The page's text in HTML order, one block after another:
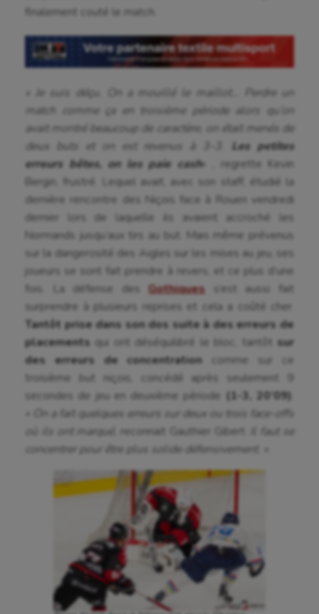
Athlétisme
Auto
Aviron
Balle à la main
Baseball
Billard
Boules lyonnaises
Canoë-kayak
Cheerleading
Course à pied
Crossfit
finalement couté le match.
« Je suis déçu. On a mouillé le maillot… Perdre un
match comme ça en troisième période alors qu’on
avait montré beaucoup de caractère, on était menés de
deux buts et on est revenus à 3-3. Les petites
erreurs bêtes, on les paie cash« , regrette Kevin
Bergin, frustré. Lequel avait, avec son staff, étudié la
dernière rencontre des Niçois face à Rouen vendredi
dernier lors de laquelle ils avaient accroché les
Normands jusqu’aux tirs au but. Mais même prévenus
sur la dangerosité des Aigles sur les mises au jeu, ses
joueurs se sont fait prendre à revers, et ce plus d’une
fois. La défense desGothiques s’est aussi fait
surprendre à plusieurs reprises et cela a coûté cher.
Tantôt prise dans son dos suite à des erreurs de
placements qui ont déséquilibré le bloc, tantôt sur
des erreurs de concentration comme sur ce
troisième but niçois, concédé après seulement 9
secondes de jeu en deuxième période (1-3, 20’09)
« On a fait quelques erreurs sur deux ou trois face-offs
où ils ont marqué,
reconnait Gauthier Gibert.
Il faut se
concentrer pour être plus solide défensivement. »